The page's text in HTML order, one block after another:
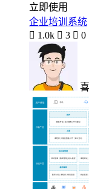
立即使用
企业培训系统
 1.0k  3  0